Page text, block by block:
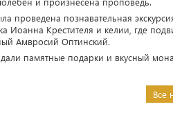
проведена познавательная
Иоанна Крестителя и келии, где
Амвросий Оптинский.
памятные подарки и вкусный
Все